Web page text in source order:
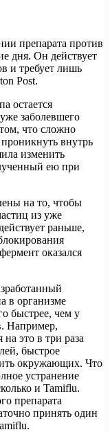
препарата против
дня. Он действует
и требует лишь
Post.
остается
заболевшего
что сложно
внутрь
изменить
ею при
на то, чтобы
из уже
раньше,
оказался
в организме
быстрее, чем у
Например,
это в три раза
быстрое
окружающих. Что
устранение
и Tamiflu.
препарата
принять один